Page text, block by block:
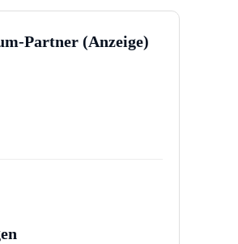
Partner (Anzeige)